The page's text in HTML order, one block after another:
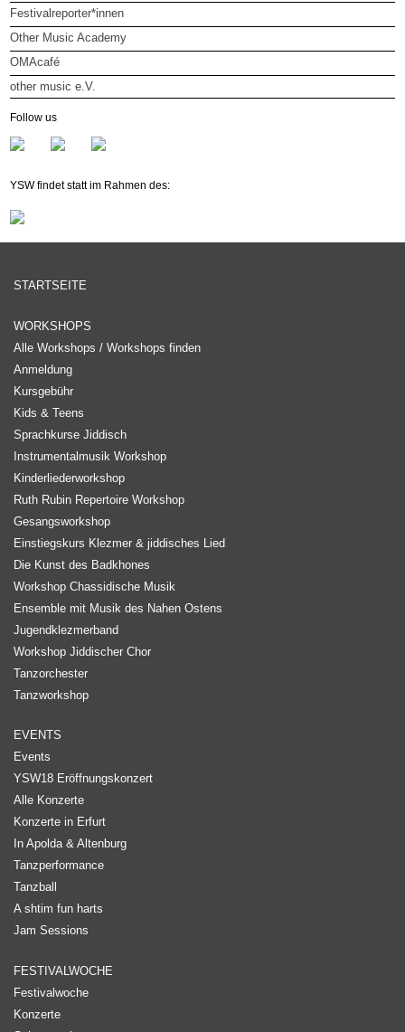
Festivalreporter*innen
Other Music Academy
OMAcafé
other music e.V.
Newsletter
Follow us
YSW findet statt im Rahmen des:
STARTSEITE
WORKSHOPS
Alle Workshops / Workshops finden
Anmeldung
Kursgebühr
Kids & Teens
Sprachkurse Jiddisch
Instrumentalmusik Workshop
Kinderliederworkshop
Ruth Rubin Repertoire Workshop
Gesangsworkshop
Einstiegskurs Klezmer & jiddisches Lied
Die Kunst des Badkhones
Workshop Chassidische Musik
Ensemble mit Musik des Nahen Ostens
Jugendklezmerband
Workshop Jiddischer Chor
Tanzorchester
Tanzworkshop
EVENTS
Events
YSW18 Eröffnungskonzert
Alle Konzerte
Konzerte in Erfurt
In Apolda & Altenburg
Tanzperformance
Tanzball
A shtim fun harts
Jam Sessions
FESTIVALWOCHE
Festivalwoche
Konzerte